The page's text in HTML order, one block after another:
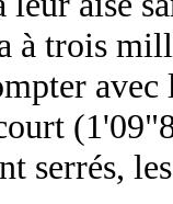
à trois
serrés,